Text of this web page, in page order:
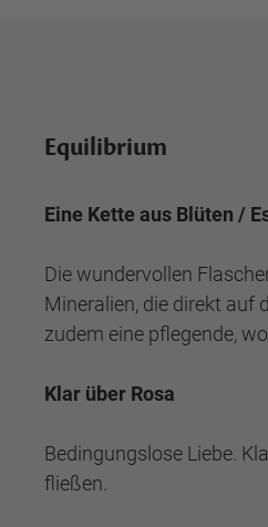
Equilibrium
Eine Kette aus Blüten /
Die wundervollen
Mineralien, die direkt auf
zudem eine pflegende,
Klar über Rosa
Bedingungslose Liebe.
fließen.